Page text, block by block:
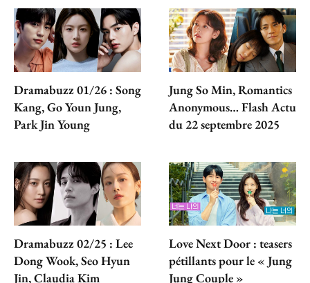
Dramabuzz 01/26 : Song
Kang, Go Youn Jung,
Park Jin Young
Jung So Min, Romantics
Anonymous… Flash Actu
du 22 septembre 2025
Dramabuzz 02/25 : Lee
Dong Wook, Seo Hyun
Jin, Claudia Kim
Love Next Door : teasers
pétillants pour le « Jung
Jung Couple »